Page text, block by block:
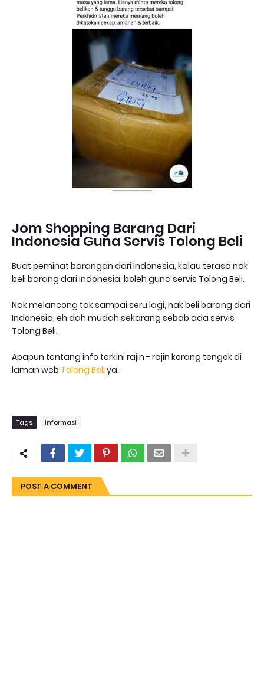
Jom Shopping Barang Dari
Indonesia Guna Servis Tolong Beli
Buat peminat barangan dari Indonesia, kalau terasa nak
beli barang dari Indonesia, boleh guna servis Tolong Beli.
Nak melancong tak sampai seru lagi, nak beli barang dari
Indonesia, eh dah mudah sekarang sebab ada servis
Tolong Beli.
Apapun tentang info terkini rajin - rajin korang tengok di
laman web Tolong Beli ya.
Tags Informasi
POST A COMMENT